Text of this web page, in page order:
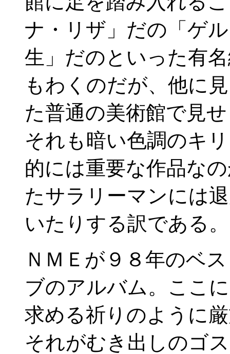
ナ・リザ」だの「ゲ
生」だのといった有
もわくのだが、他に
た普通の美術館で見
それも暗い色調のキ
的には重要な作品な
たサラリーマンには
いたりする訳である。
ＮＭＥが９８年のベ
ブのアルバム。ここ
求める祈りのように
それがむき出しのゴ